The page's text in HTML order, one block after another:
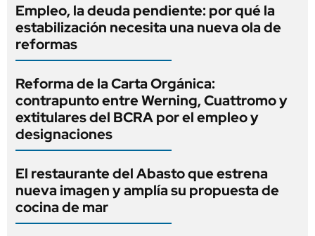
Empleo, la deuda pendiente: por qué la
estabilización necesita una nueva ola de
reformas
Reforma de la Carta Orgánica:
contrapunto entre Werning, Cuattromo y
extitulares del BCRA por el empleo y
designaciones
El restaurante del Abasto que estrena
nueva imagen y amplía su propuesta de
cocina de mar